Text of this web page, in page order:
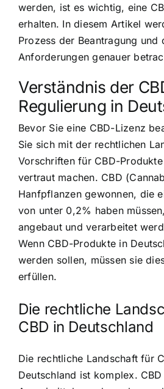
werden, ist es wichtig, eine
erhalten. In diesem Artikel
Prozess der Beantragung
Anforderungen genauer
Verständnis der
Regulierung in
Bevor Sie eine CBD-Lizenz
Sie sich mit der rechtlichen
Vorschriften für CBD-
vertraut machen. CBD
Hanfpflanzen gewonnen, die
von unter 0,2% haben
angebaut und verarbeitet
Wenn CBD-Produkte in
werden sollen, müssen sie
erfüllen.
Die rechtliche
CBD in Deutschland
Die rechtliche Landschaft für
Deutschland ist komplex.